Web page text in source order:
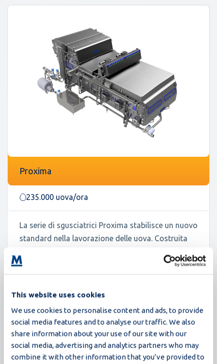
This website uses cookies
We use cookies to personalise content and ads, to provide
social media features and to analyse our traffic. We also
share information about your use of our site with our
social media, advertising and analytics partners who may
combine it with other information that you’ve provided to
Proxima
235.000 uova/ora
La serie di sgusciatrici Proxima stabilisce un nuovo
standard nella lavorazione delle uova. Costruita
Proxima offre una maggiore resa, una migliore
igiene e un funzionamento più intelligente, il tutto
in un design compatto. Con innovazioni come il
ricette e il rilevamento avanzato, Proxima è
progettata per i trasformatori che esigono di più:
maggiore efficienza, maggiore affidabilità e una
maggiore prontezza per il futuro.